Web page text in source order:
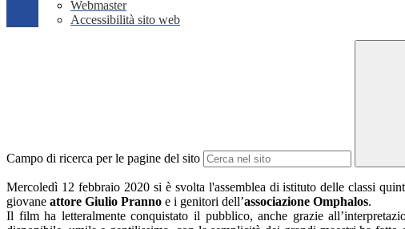
Webmaster
Accessibilità sito web
Campo di ricerca per le pagine del sito
Mercoledì 12 febbraio 2020 si è svolta l'assemblea di istituto delle classi
giovane attore Giulio Pranno e i genitori dell’associazione Omphalos.
Il film ha letteralmente conquistato il pubblico, anche grazie